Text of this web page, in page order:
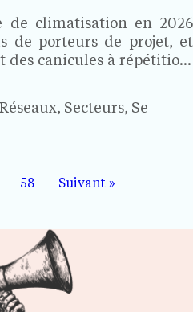
de climatisation en 2026
de porteurs de projet, et
des canicules à répétition,
climatisés en
Secteurs, Se
58 Suivant »